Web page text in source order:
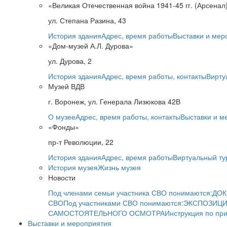
«Великая Отечественная война 1941-45 гг.
ул. Степана Разина, 43
История зданияАдрес, время работыВыставки и
«Дом-музей А.Л. Дурова»
ул. Дурова, 2
История зданияАдрес, время работы, контакты
Музей ВДВ
г. Воронеж, ул. Генерала Лизюкова 42В
О музееАдрес, время работы, контактыВыставки и
«Фонды»
пр-т Революции, 22
История зданияАдрес, время работыВиртуальный
История музеяЖизнь музея
Новости
Под членами семьи участника СВО понимаются:
СВОПод участниками СВО понимаются:
САМОСТОЯТЕЛЬНОГО ОСМОТРАИнструкция по
Выставки и мероприятия